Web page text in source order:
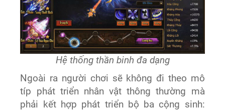
Hệ thống thần binh đa dạng
Ngoài ra người chơi sẽ không đi theo mô
típ phát triển nhân vật thông thường mà
phải kết hợp phát triển bộ ba cộng sinh: